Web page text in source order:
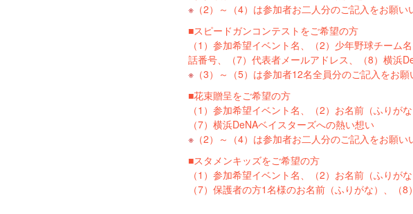
（2）～（4）は参加者お二人分のご記入をお願い
■スピードガンコンテストをご希望の方
（1）参加希望イベント名、（2）少年野球チー
話番号、（7）代表者メールアドレス、（8）横浜
（3）～（5）は参加者12名全員分のご記入をお
■花束贈呈をご希望の方
（1）参加希望イベント名、（2）お名前（ふり
（7）横浜DeNAベイスターズへの熱い想い
（2）～（4）は参加者お二人分のご記入をお願い
■スタメンキッズをご希望の方
（1）参加希望イベント名、（2）お名前（ふり
（7）保護者の方1名様のお名前（ふりがな）、（